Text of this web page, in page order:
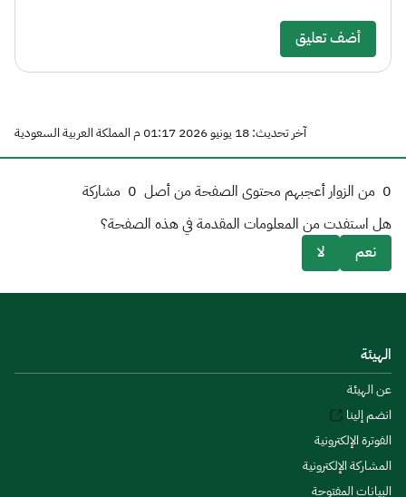
أضف تعليق
آخر تحديث: 18 يونيو 2026 01:17 م المملكة العربية السعودية
0 من الزوار أعجبهم محتوى الصفحة من أصل 0 مشاركة
هل استفدت من المعلومات المقدمة في هذه الصفحة؟
نعم
لا
الهيئة
عن الهيئة
انضم إلينا
الفوترة الإلكترونية
المشاركة الإلكترونية
البيانات المفتوحة